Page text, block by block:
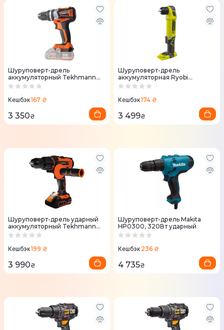
Шуруповерт-дрель
аккумуляторный Tekhmann
TCD-65/i20 BS 20В без АКБ и
Кешбэк167 ₴
3 350₴
Шуруповерт-дрель
аккумуляторная Ryobi
RAD1801M 18V угловая без
Кешбэк174 ₴
3 499₴
Шуруповерт-дрель ударный
аккумуляторный Tekhmann
TCD-60/i20 kit 20В
Кешбэк199 ₴
3 990₴
Шуруповерт-дрель Makita
HP0300, 320Вт ударный
Кешбэк 236 ₴
4 735₴